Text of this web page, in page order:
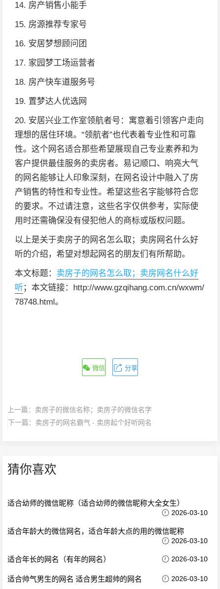
14. 房产销售小能手
15. 房源推荐专家号
16. 安居梦想顾问团
17. 家园梦工场运营者
18. 房产快车道服务号
19. 置梦达人优选网
20. 安居兴业工作室领航者号：寓意着引领客户走向
理想的居住环境。“领航者”也代表着专业性和可靠
性。这个网名适合那些希望展现自己专业素养和为
客户提供最佳服务的卖房者。易记顺口、响亮大气
的网名能够让人印象深刻，在网名设计中融入了房
产销售的特性和专业性。希望这些名字能够符合您
的要求。不过请注意，这些名字仅供参考，实际使
用时还需确保没有侵犯他人的商标或版权问题。
以上是关于卖房子的网名怎么取；卖房网名什么好
听的介绍，希望对想起网名的朋友们有所帮助。
本文标题： 卖房子的网名怎么取；卖房网名什么好
听；本文链接：http://www.gzqihang.com.cn/wxwm/
78748.html。
微信 分享
上一篇： 卖房子的微信名称；卖房子的微信名字
下一篇： 卖房子的网名霸气 - 卖房起个好听网名
猜你喜欢
适合幼师的微信昵称（适合幼师的微信昵称大全女生）
2026-03-10
适合年龄大的微信网名，适合年龄大点的用的微信昵称
2026-03-10
适合年长的网名（有年的网名） 2026-03-10
适合帅气男生的网名 适合男生超帅的网名 2026-03-10